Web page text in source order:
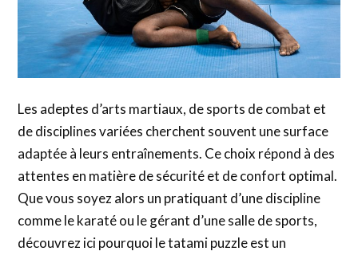
Les adeptes d’arts martiaux, de sports de combat et
de disciplines variées cherchent souvent une surface
adaptée à leurs entraînements. Ce choix répond à des
attentes en matière de sécurité et de confort optimal.
Que vous soyez alors un pratiquant d’une discipline
comme le karaté ou le gérant d’une salle de sports,
découvrez ici pourquoi le tatami puzzle est un